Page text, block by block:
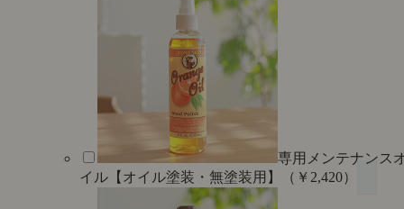
専用メンテナンス
イル【オイル塗装・無塗装用】（￥2,420）